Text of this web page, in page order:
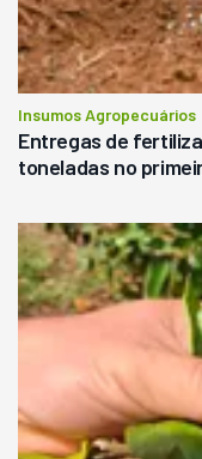
Insumos Agropecuários
Entregas de
toneladas no